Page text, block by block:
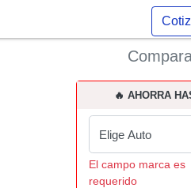
🔥 AHORRA
El campo marca es
requerido